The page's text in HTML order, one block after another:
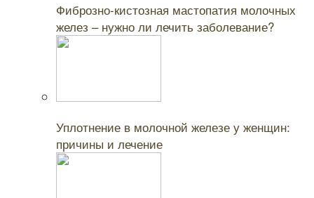
Фиброзно-кистозная мастопатия молочных
желез – нужно ли лечить заболевание?
Уплотнение в молочной железе у женщин:
причины и лечение